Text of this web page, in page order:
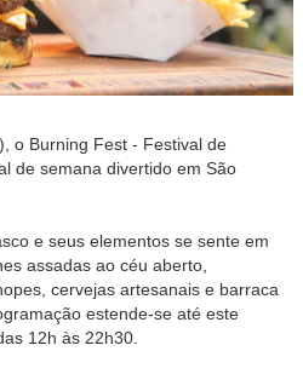
o Burning Fest - Festival de
de semana divertido em São
e seus elementos se sente em
assadas ao céu aberto,
cervejas artesanais e barraca
estende-se até este
12h às 22h30.